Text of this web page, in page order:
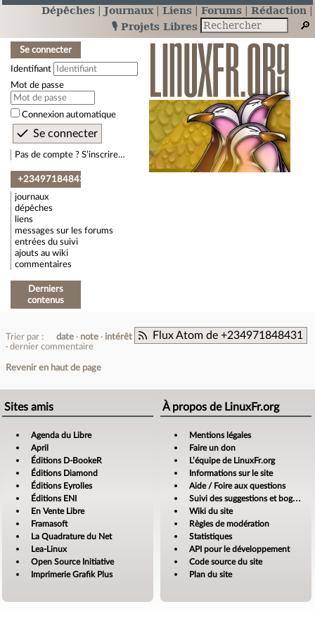
Dépêches Journaux Liens Forums
Rédaction
🎙️ Projets Libres
Se connecter
Identifiant
Mot de passe
Connexion automatique
Pas de compte ? S’inscrire…
+234971848431
journaux
dépêches
liens
messages sur les forums
entrées du suivi
ajouts au wiki
commentaires
Derniers
contenus
Flux Atom de +234971848431
Trier par : date note
intérêt
dernier commentaire
Revenir en haut de page
Sites amis
Agenda du Libre
April
Éditions D-BookeR
Éditions Diamond
Éditions Eyrolles
Éditions ENI
En Vente Libre
Framasoft
La Quadrature du Net
Lea-Linux
Open Source Initiative
Imprimerie Grafik Plus
À propos de LinuxFr.org
Mentions légales
Faire un don
L’équipe de LinuxFr.org
Informations sur le site
Aide / Foire aux questions
Suivi des suggestions et bogues
Wiki du site
Règles de modération
Statistiques
API pour le développement
Code source du site
Plan du site